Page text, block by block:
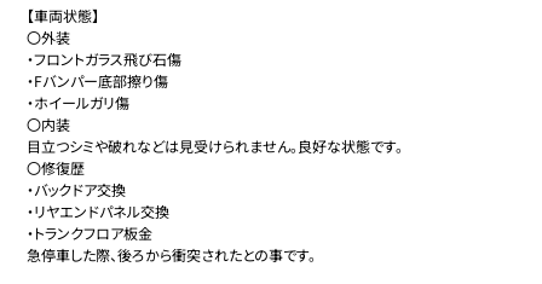
【車両状態】
〇外装
・フロントガラス飛び石傷
・Fバンパー底部擦り傷
・ホイールガリ傷
〇内装
目立つシミや破れなどは見受けられません。良好な状態です。
〇修復歴
・バックドア交換
・リヤエンドパネル交換
・トランクフロア板金
急停車した際、後ろから衝突されたとの事です。